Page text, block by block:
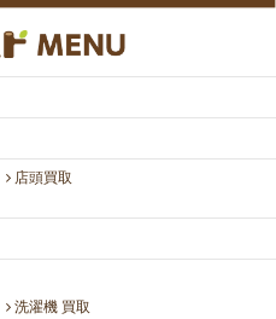
店頭買取
洗濯機 買取